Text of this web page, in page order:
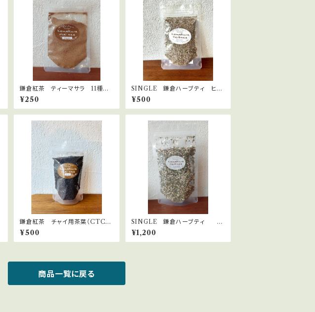
鎌倉紅茶 ティーマサラ 11種の
スパイスブレンド 15ｇ ネパー
ル直輸入
¥250
SINGLE 鎌倉ハーブティ ヒー
ス(エリカ) 10ｇ
¥500
鎌倉紅茶 チャイ用茶葉（CTC)5
５ｇ ネパール直輸入
¥500
SINGLE 鎌倉ハーブティ エ
キナセア 40ｇ
¥1,200
商品一覧に戻る